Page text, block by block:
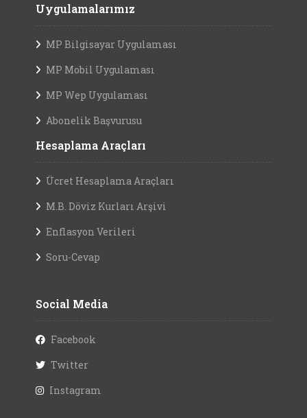
Uygulamalarımız
MP Bilgisayar Uygulaması
MP Mobil Uygulaması
MP Wep Uygulaması
Abonelik Başvurusu
Hesaplama Araçları
Ücret Hesaplama Araçları
M.B. Döviz Kurları Arşivi
Enflasyon Verileri
Soru-Cevap
Social Media
Facebook
Twitter
Instagram